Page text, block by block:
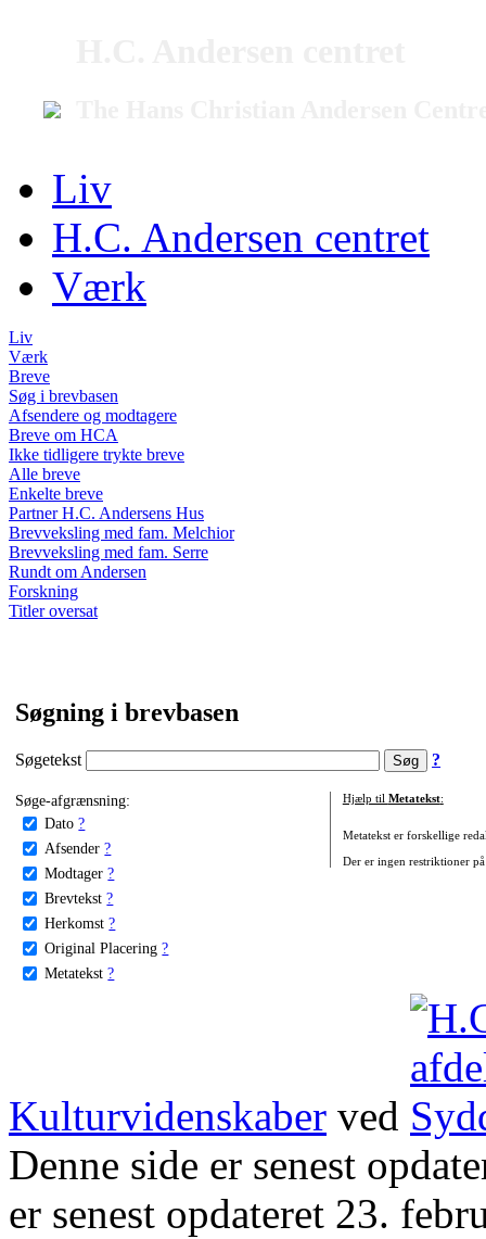
Liv
H.C. Andersen centret
Værk
Liv
Værk
Breve
Søg i brevbasen
Afsendere og modtagere
Breve om HCA
Ikke tidligere trykte breve
Alle breve
Enkelte breve
Partner H.C. Andersens Hus
Brevveksling med fam. Melchior
Brevveksling med fam. Serre
Rundt om Andersen
Forskning
Titler oversat
Søgning i brevbasen
Søgetekst ?
Søge-afgrænsning:
Dato ?
Afsender ?
Modtager ?
Brevtekst ?
Herkomst ?
Original Placering ?
Metatekst ?
Hjælp til Metatekst:
Metatekst er forskellige
Der er ingen restriktioner
Kulturvidenskaber ved
Denne side er senest
er senest opdateret 23.